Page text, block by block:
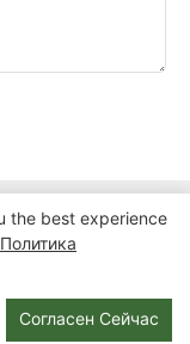
Civic Equipment
сайта
the best experience
Политика
Согласен Сейчас